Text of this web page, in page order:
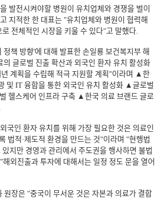
발전시켜야할 병원이 유치업체와 경쟁을 벌이
지적한 한 대표는 "유치업체와 병원이 협력해
전체적인 시장을 키울 수 있다"고 말했다.
책 방향'에 대해 발표한 손일룡 보건복지부 해
글로벌 진출 확산과 외국인 환자 유치 활성화
계획을 수립해 적극 지원할 계획"이라며 ▲한
및 IT 융합을 통한 외국인 유치 활성화 ▲글로벌
헬스케어 인프라 구축 ▲한국 의료 브랜드 글로
국인 환자 유치를 위해 가장 필요한 것은 의료인
법적·제도적 환경을 만드는 것"이라며 "현행법
지만 경영과 관리에서 주도권을 행사하면 불법
외진출과 투자에 대해서는 일정 정도 문을 열어
원장은 "중국이 무서운 것은 자본과 의료가 결합